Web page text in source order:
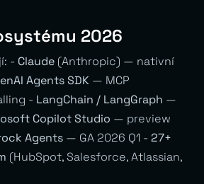
2026
- Claude (Anthropic) — nativní
Agents SDK — MCP
- LangChain / LangGraph —
Copilot Studio — preview
Agents — GA 2026 Q1 - 27+
(HubSpot, Salesforce, Atlassian,